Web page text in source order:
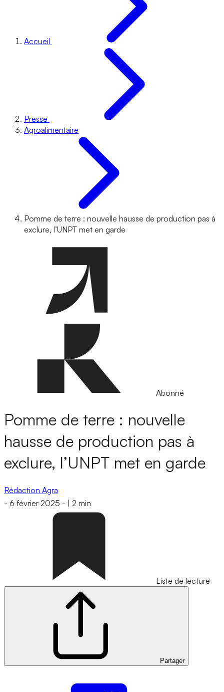
Accueil
Presse
Agroalimentaire
Pomme de terre : nouvelle hausse de production pas à
exclure, l’UNPT met en garde
Abonné
Pomme de terre : nouvelle
hausse de production pas à
exclure, l’UNPT met en garde
Rédaction Agra
- 6 février 2025 - 2 min
Liste de lecture
Partager